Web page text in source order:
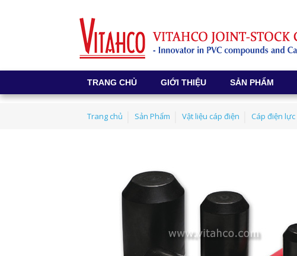
TRANG CHỦ GIỚI THIỆU SẢN PHẨM
Trang chủ Sản Phẩm Vật liệu cáp điện Cáp điện lực